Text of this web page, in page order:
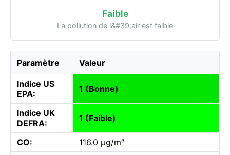
Faible
La pollution de l&#39;air est faible
Paramètre Valeur
Indice US
EPA:
1 (Bonne)
Indice UK
DEFRA:
1 (Faible)
CO:
116.0 µg/m³